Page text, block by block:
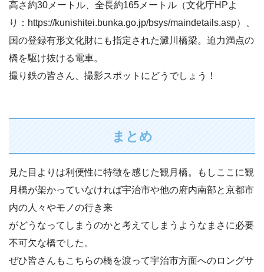
高さ約30メートル、全長約165メートル（文化庁HPよ
り：https://kunishitei.bunka.go.jp/bsys/maindetails.asp）、
国の登録有形文化財にも指定された澱川橋梁。迫力満点の
橋を駆け抜ける電車。
撮り鉄の皆さん、撮影スポットにどうでしょう！
まとめ
見た目よりは利便性に特徴を感じた観月橋。もしここに観
月橋が架かっていなければ宇治市や他の府内南部と京都市
内の人々やモノの行き来
がどうなってしまうのかと考えてしまうようなまさに必要
不可欠な橋でした。
ぜひ皆さんもこちらの橋を渡って宇治市方面へのロングサ